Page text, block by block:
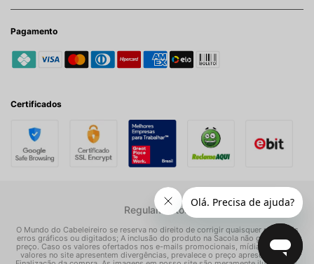
Pagamento
Certificados
Regulamentos
O Mundo do Cabeleireiro se reserva no direito de corrigir quaisquer possíveis
erros gráficos ou digitados; A inclusão do produto na Sacola não garante seu
preço. Caso os valores ofertados nos e-mails promocionais, mídias sociais e
valores no site apresentem divergências, prevalece o preço apresentado na